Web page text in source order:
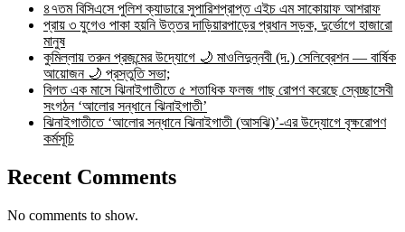
৪৭তম বিসিএসে পুলিশ ক্যাডারে সুপারিশপ্রাপ্ত এইচ এম সাকোয়াফ আশরাফ
প্রায় ৩ যুগেও পাকা হয়নি উত্তর দাড়িয়ারপাড়ের প্রধান সড়ক, দুর্ভোগে হাজারো
মানুষ
কুমিল্লায় তরুন প্রজন্মের উদ্যোগে 🌙 মাওলিদুন্নবী (দ.) সেলিব্রেশন — বার্ষিক
আয়োজন 🌙 প্রস্তুতি সভা;
বিগত এক মাসে ঝিনাইগাতীতে ৫ শতাধিক ফলজ গাছ রোপণ করেছে স্বেচ্ছাসেবী
সংগঠন ‘আলোর সন্ধানে ঝিনাইগাতী’
ঝিনাইগাতীতে ‘আলোর সন্ধানে ঝিনাইগাতী (আসঝি)’-এর উদ্যোগে বৃক্ষরোপণ
কর্মসূচি
Recent Comments
No comments to show.